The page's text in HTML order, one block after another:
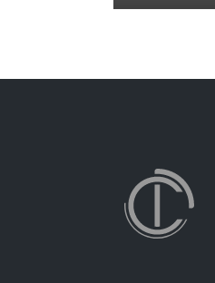
den Wettbewerb.